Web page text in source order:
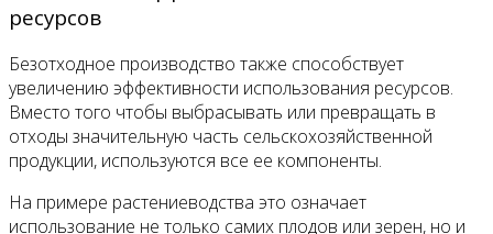
ресурсов
Безотходное производство также способствует
увеличению эффективности использования ресурсов.
Вместо того чтобы выбрасывать или превращать в
отходы значительную часть сельскохозяйственной
продукции, используются все ее компоненты.
На примере растениеводства это означает
использование не только самих плодов или зерен, но и